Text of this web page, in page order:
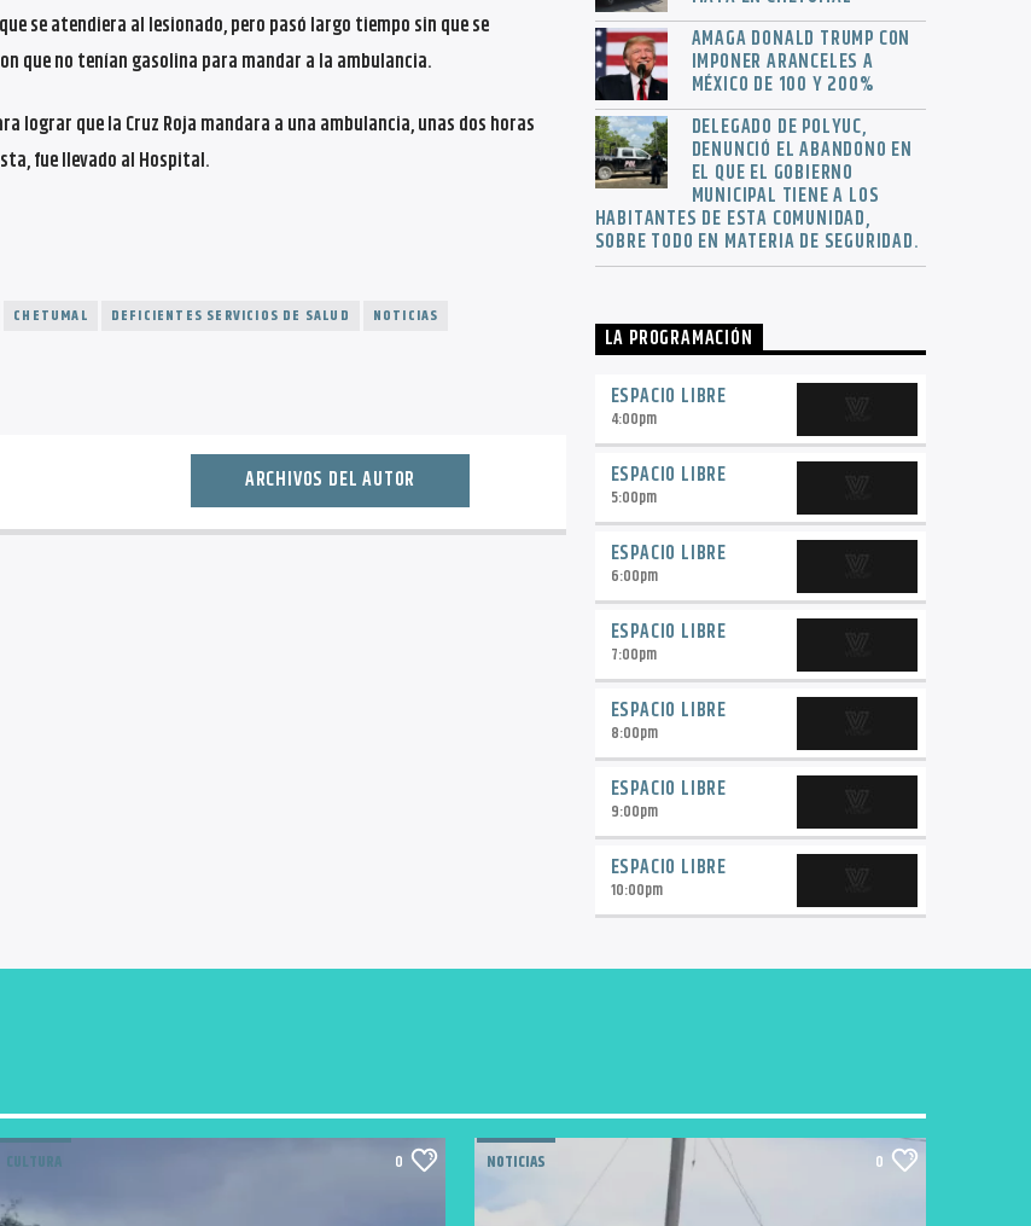
se atendiera al lesionado, pero pasó largo tiempo sin que se
que no tenían gasolina para mandar a la ambulancia.
lograr que la Cruz Roja mandara a una ambulancia, unas dos horas
fue llevado al Hospital.
CHETUMAL DEFICIENTES SERVICIOS DE SALUD
NOTICIAS
ARCHIVOS DEL AUTOR
AMAGA DONALD TRUMP CON
IMPONER ARANCELES A
MÉXICO DE 100 Y 200%
DELEGADO DE POLYUC,
DENUNCIÓ EL ABANDONO EN
EL QUE EL GOBIERNO
MUNICIPAL TIENE A LOS
HABITANTES DE ESTA COMUNIDAD,
SOBRE TODO EN MATERIA DE SEGURIDAD.
LA PROGRAMACIÓN
ESPACIO LIBRE
4:00pm
ESPACIO LIBRE
5:00pm
ESPACIO LIBRE
6:00pm
ESPACIO LIBRE
7:00pm
ESPACIO LIBRE
8:00pm
ESPACIO LIBRE
9:00pm
ESPACIO LIBRE
10:00pm
CULTURA 0 NOTICIAS 0